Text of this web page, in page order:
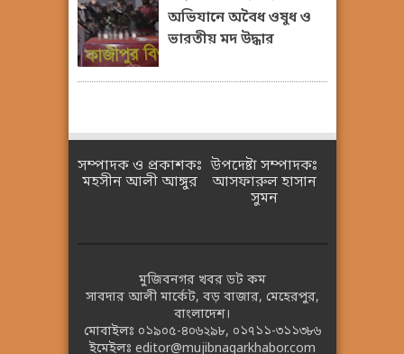
অভিযানে অবৈধ ওষুধ ও
ভারতীয় মদ উদ্ধার
সম্পাদক ও প্রকাশকঃ
মহসীন আলী আঙ্গুর
উপদেষ্টা সম্পাদকঃ
আসফারুল হাসান
সুমন
মুজিবনগর খবর ডট কম
সাবদার আলী মার্কেট, বড় বাজার, মেহেরপুর,
বাংলাদেশ।
মোবাইলঃ ০১৯০৫-৪০৬২৯৮, ০১৭১১-৩১১৩৮৬
ইমেইলঃ editor@mujibnagarkhabor.com